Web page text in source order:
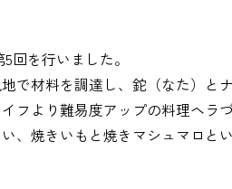
回を行いました。
で材料を調達し、鉈（なた）と
フより難易度アップの料理ヘラ
、焼きいもと焼きマシュマロと